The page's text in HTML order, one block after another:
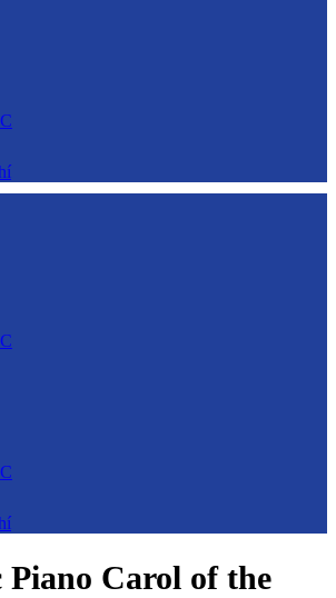
Piano Carol of the